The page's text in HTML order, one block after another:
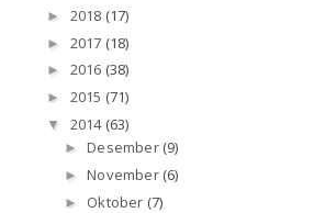
► 2018 (17)
► 2017 (18)
► 2016 (38)
► 2015 (71)
▼ 2014 (63)
►Desember (9)
►November (6)
► Oktober (7)